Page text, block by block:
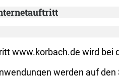
www.korbach.de wird bei
werden auf